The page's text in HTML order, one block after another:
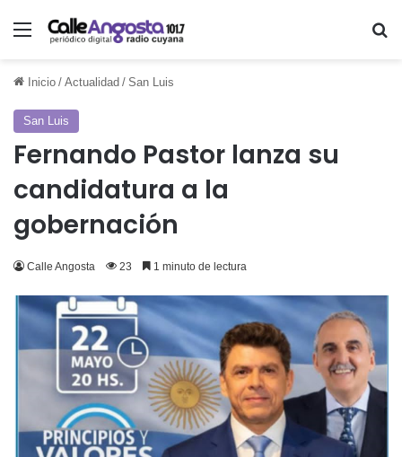
Menú
Inicio / Actualidad / San Luis
San Luis
Fernando Pastor lanza su
candidatura a la
gobernación
Calle Angosta 23 1 minuto de lectura